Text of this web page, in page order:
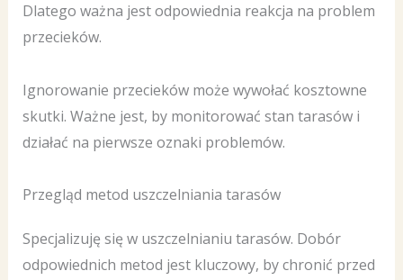
Dlatego ważna jest odpowiednia reakcja na problem
przecieków.
Ignorowanie przecieków może wywołać kosztowne
skutki. Ważne jest, by monitorować stan tarasów i
działać na pierwsze oznaki problemów.
Przegląd metod uszczelniania tarasów
Specjalizuję się w uszczelnianiu tarasów. Dobór
odpowiednich metod jest kluczowy, by chronić przed